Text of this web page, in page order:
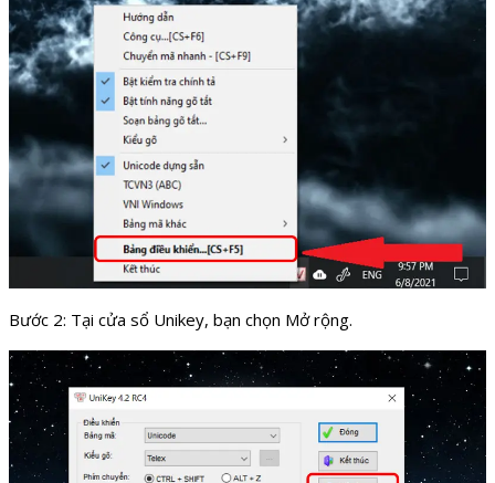
Bước 2: Tại cửa sổ Unikey, bạn chọn Mở rộng.